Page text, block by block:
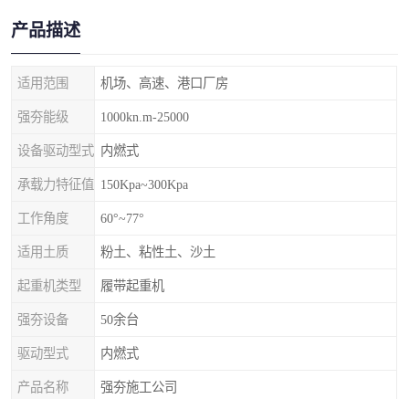
产品描述
适用范围 机场、高速、港口厂房
强夯能级 1000kn.m-25000
设备驱动型式 内燃式
承载力特征值 150Kpa~300Kpa
工作角度 60°~77°
适用土质 粉土、粘性土、沙土
起重机类型 履带起重机
强夯设备 50余台
驱动型式 内燃式
产品名称 强夯施工公司